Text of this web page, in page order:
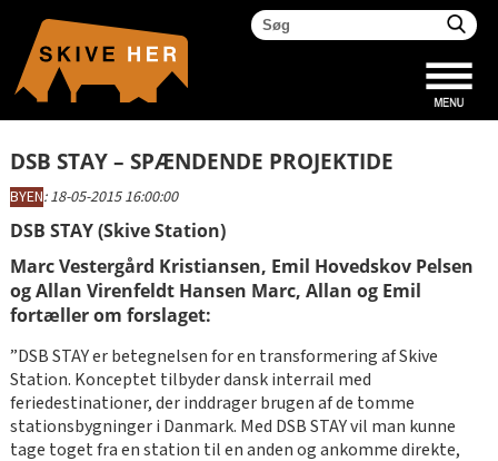
DSB STAY – SPÆNDENDE PROJEKTIDE
BYEN:18-05-2015 16:00:00
DSB STAY (Skive Station)
Marc Vestergård Kristiansen, Emil Hovedskov Pelsen
og Allan Virenfeldt Hansen Marc, Allan og Emil
fortæller om forslaget:
”DSB STAY er betegnelsen for en transformering af Skive
Station. Konceptet tilbyder dansk interrail med
feriedestinationer, der inddrager brugen af de tomme
stationsbygninger i Danmark. Med DSB STAY vil man kunne
tage toget fra en station til en anden og ankomme direkte,